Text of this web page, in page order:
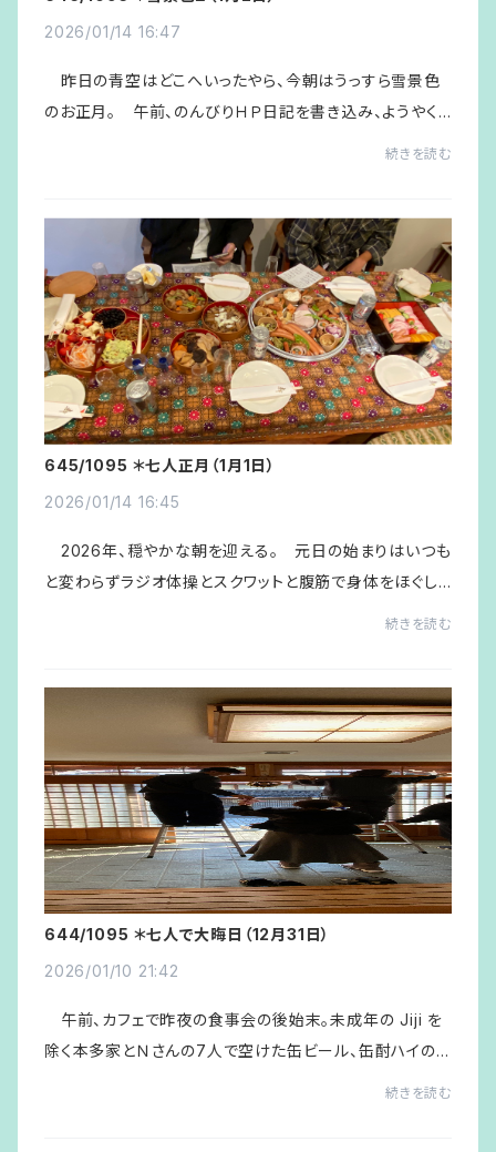
2026/01/14 16:47
昨日の青空はどこへいったやら、今朝はうっすら雪景色
のお正月。 午前、のんびりＨＰ日記を書き込み、ようやく1
2月10日分までたどり着く。 午後、長い正月休みを持て余
続きを読む
645/1095 ＊七人正月（1月1日）
2026/01/14 16:45
2026年、穏やかな朝を迎える。 元日の始まりはいつも
と変わらずラジオ体操とスクワットと腹筋で身体をほぐし、
続きを読む
644/1095 ＊七人で大晦日（12月31日）
2026/01/10 21:42
午前、カフェで昨夜の食事会の後始末。未成年の Jiji を
除く本多家とＮさんの7人で空けた缶ビール、缶酎ハイの
続きを読む